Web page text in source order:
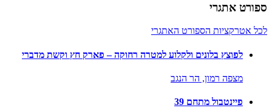
ספורט אתגרי
לכל אטרקציות הספורט האתגרי
לפוצץ בלונים ולקלוע למטרה רחוקה – פארק חץ וקשת מדברי
מצפה רמון, הר הנגב
פיינטבול מתחם 39